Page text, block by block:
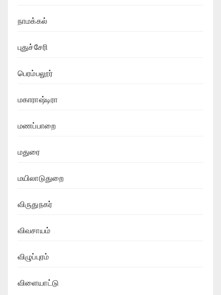
நாமக்கல்
புதுச்சேரி
பெரம்பலூர்
மகாராஷ்டிரா
மணப்பாறை
மதுரை
மயிலாடுதுறை
விருதுநகர்
விவசாயம்
விழுப்புரம்
விளையாட்டு